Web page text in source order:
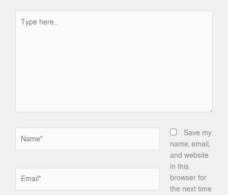
here..
Save my
name, email,
and website
in this
browser for
the next time